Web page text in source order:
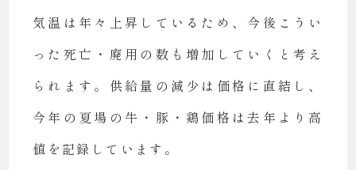
気温は年々上昇しているため、今後こうい
った死亡・廃用の数も増加していくと考え
られます。供給量の減少は価格に直結し、
今年の夏場の牛・豚・鶏価格は去年より高
値を記録しています。